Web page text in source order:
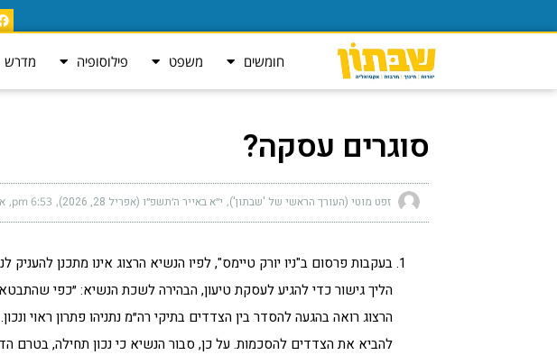
חומשים משפט פילוסופיה מדרש
סוגרים עסקה?
זפט מוטי (העורך הראשי של 'שבתון') י״א באייר ה׳תשפ״ו (אפריל 28, 2026) 6:53 pm
בעקבות פרסום ב"ניו יורק טיימס", לפיו הנשיא הרצוג אינו מתכנן להעניק
הליך גישור כדי להגיע לעסקת טיעון, הבהירה לשכת הנשיא: ״כפי
הרצוג רואה בהגעה להסדר בין הצדדים בתיקי רה״מ נתניהו פתרון ראוי
להביא את הצדדים להסכמות. על כן, סבור הנשיא כי נכון תחילה, בטרם